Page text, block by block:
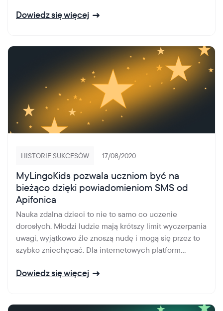
Dowiedz się więcej
HISTORIE SUKCESÓW 17/08/2020
MyLingoKids pozwala uczniom być na
bieżąco dzięki powiadomieniom SMS od
Apifonica
Nauka zdalna dzieci to nie to samo co uczenie
dorosłych. Młodzi ludzie mają krótszy limit wyczerpania
uwagi, wyjątkowo źle znoszą nudę i mogą się przez to
szybko zniechęcać. Dla internetowych platform...
Dowiedz się więcej